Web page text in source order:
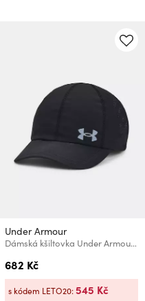
Under Armour
Dámská kšiltovka Under Armour W Iso-chill Launch Adj
682 Kč
s kódem LETO20:545 Kč